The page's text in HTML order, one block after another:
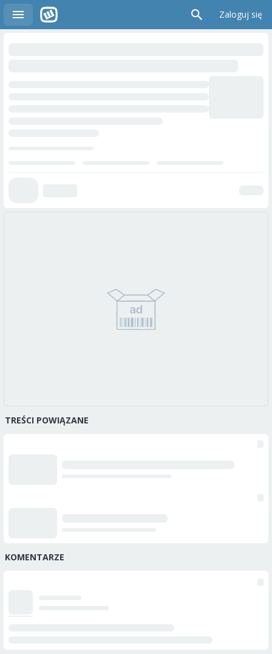
Zaloguj się
TREŚCI POWIĄZANE
KOMENTARZE